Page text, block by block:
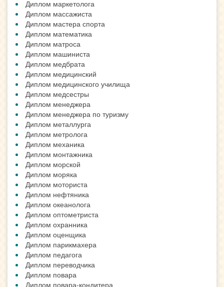
Диплом маркетолога
Диплом массажиста
Диплом мастера спорта
Диплом математика
Диплом матроса
Диплом машиниста
Диплом медбрата
Диплом медицинский
Диплом медицинского училища
Диплом медсестры
Диплом менеджера
Диплом менеджера по туризму
Диплом металлурга
Диплом метролога
Диплом механика
Диплом монтажника
Диплом морской
Диплом моряка
Диплом моториста
Диплом нефтяника
Диплом океанолога
Диплом оптометриста
Диплом охранника
Диплом оценщика
Диплом парикмахера
Диплом педагога
Диплом переводчика
Диплом повара
Диплом повара-кондитера